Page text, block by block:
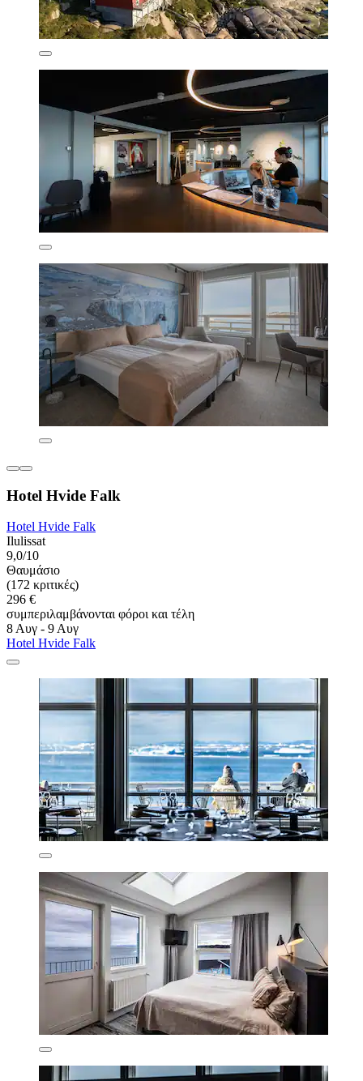
Hotel Hvide Falk
Hotel Hvide Falk
Ilulissat
9,0/10
Θαυμάσιο
(172 κριτικές)
296 €
συμπεριλαμβάνονται φόροι και τέλη
8 Αυγ - 9 Αυγ
Hotel Hvide Falk